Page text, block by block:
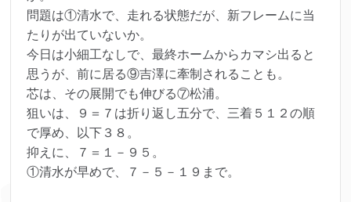
問題は①清水で、走れる状態だが、新フレームに当
たりが出ていないか。
今日は小細工なしで、最終ホームからカマシ出ると
思うが、前に居る⑨吉澤に牽制されることも。
芯は、その展開でも伸びる⑦松浦。
狙いは、９＝７は折り返し五分で、三着５１２の順
で厚め、以下３８。
抑えに、７＝１－９５。
①清水が早めで、７－５－１９まで。